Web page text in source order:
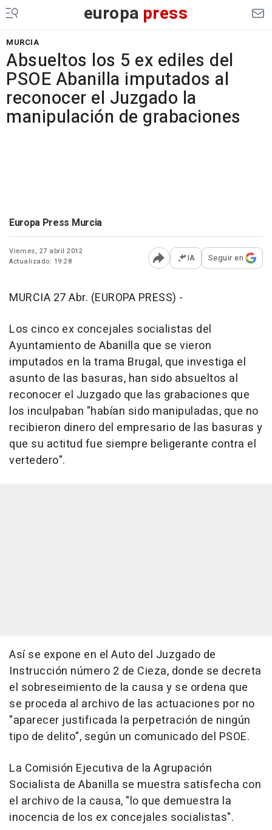
europa press
MURCIA
Absueltos los 5 ex ediles del
PSOE Abanilla imputados al
reconocer el Juzgado la
manipulación de grabaciones
Europa Press Murcia
Viernes, 27 abril 2012
Actualizado: 19:28
Abrir opciones para
IA Seguir en
MURCIA 27 Abr. (EUROPA PRESS) -
Los cinco ex concejales socialistas del
Ayuntamiento de Abanilla que se vieron
imputados en la trama Brugal, que investiga el
asunto de las basuras, han sido absueltos al
reconocer el Juzgado que las grabaciones que
los inculpaban "habían sido manipuladas, que no
recibieron dinero del empresario de las basuras y
que su actitud fue siempre beligerante contra el
vertedero".
Así se expone en el Auto del Juzgado de
Instrucción número 2 de Cieza, donde se decreta
el sobreseimiento de la causa y se ordena que
se proceda al archivo de las actuaciones por no
"aparecer justificada la perpetración de ningún
tipo de delito", según un comunicado del PSOE.
La Comisión Ejecutiva de la Agrupación
Socialista de Abanilla se muestra satisfecha con
el archivo de la causa, "lo que demuestra la
inocencia de los ex concejales socialistas".